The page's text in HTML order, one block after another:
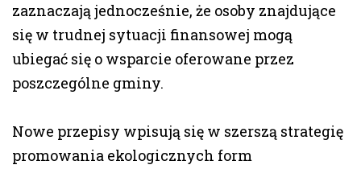
zaznaczają jednocześnie, że osoby znajdujące
się w trudnej sytuacji finansowej mogą
ubiegać się o wsparcie oferowane przez
poszczególne gminy.
Nowe przepisy wpisują się w szerszą strategię
promowania ekologicznych form